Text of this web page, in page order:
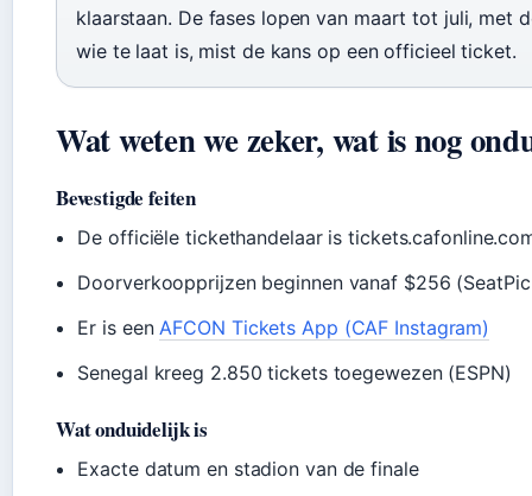
klaarstaan. De fases lopen van maart tot juli, met
wie te laat is, mist de kans op een officieel ticket.
Wat weten we zeker, wat is nog
Bevestigde feiten
De officiële tickethandelaar is
Doorverkoopprijzen beginnen vanaf $256
Er is eenAFCON Tickets App (CAF Instagram)
Senegal kreeg 2.850 tickets toegewezen (ESPN)
Wat onduidelijk is
Exacte datum en stadion van de finale